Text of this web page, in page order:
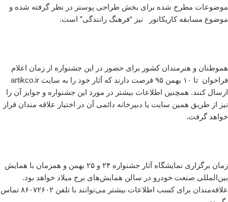
موضوعات مطرح شده برای بخش طراحی پوستر در نظر گرفته شده و
موضوع مسابقه کاریکاتور نیز “فرهنگ رانندگی” است.
هموطنان و هنرمندان کشور برای حضور در این جشنواره از زمان اعلام
ارسال کنند. همچنین اطلاعات بیشتر در مورد این جشنواره و جوایز آن را
نیز از طریق همین سایت یا دبیرخانه دائمی آن در اختیار علاقه مندان قرار
خواهد گرفت.
زمان برگزاری نمایشگاه آثار جشنواره ۲۴ و ۲۵ بهمن و همزمان با همایش
بین‌المللی صنعت خودرو در سالن همایش‌های برج میلاد خواهد بود.
علاقه‌مندان برای کسب اطلاعات بیشتر می‌توانند با تلفن ۸۶۰۷۲۶۰۲ تماس